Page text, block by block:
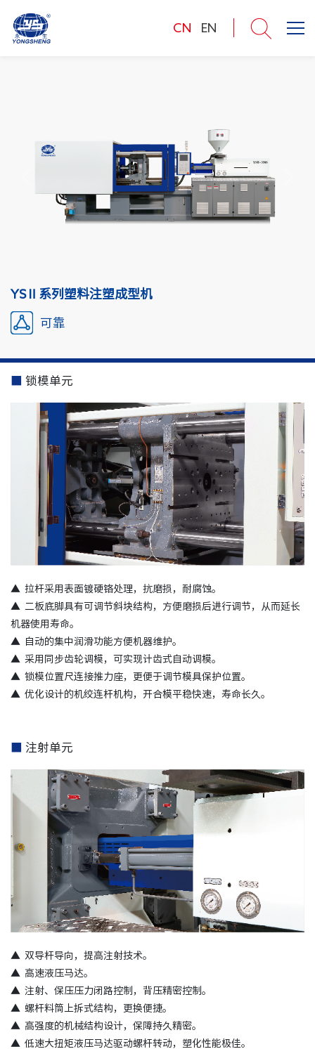
CN EN
YSⅡ系列塑料注塑成型机
可靠
锁模单元
▲ 拉杆采用表面镀硬铬处理，抗磨损，耐腐蚀。
▲
二板底脚具有可调节斜块结构，方便磨损后进行调节，从而延长
机器使用寿命。
▲
自动的集中润滑功能方便机器维护。
▲ 采用同步齿轮调模，可实现计齿式自动调模。
▲ 锁模位置尺连接推力座，更便于调节模具保护位置。
▲ 优化设计的机绞连杆机构，开合模平稳快速，寿命长久。
注射单元
▲ 双导杆导向，提高注射技术。
▲ 高速液压马达。
▲ 注射、保压压力闭路控制，背压精密控制。
▲ 螺杆料筒上拆式结构，更换便捷。
▲ 高强度的机械结构设计，保障持久精密。
▲ 低速大扭矩液压马达驱动螺杆转动，塑化性能极佳。